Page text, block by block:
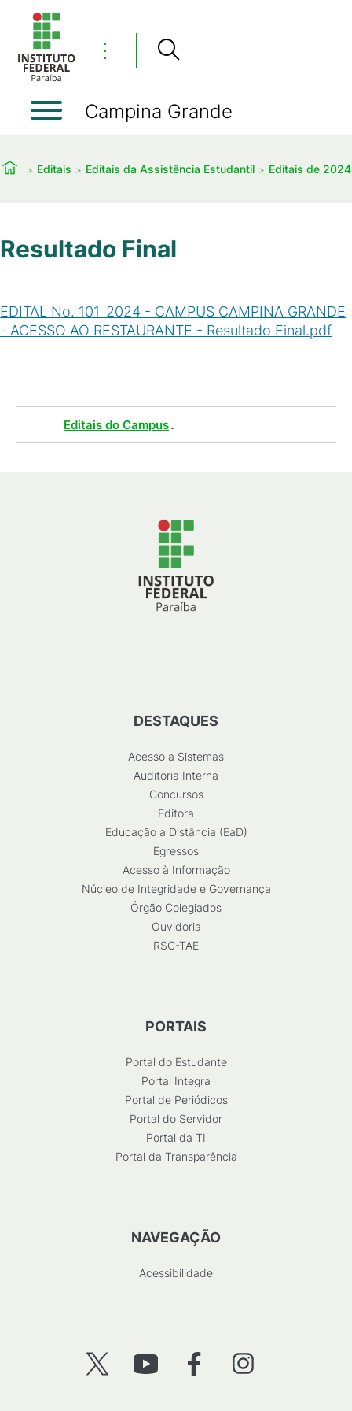
⋮
Campina Grande
Editais Editais da Assistência Estudantil Editais de 2024
Resultado Final
EDITAL No. 101_2024 - CAMPUS CAMPINA GRANDE
- ACESSO AO RESTAURANTE - Resultado Final.pdf
Editais do Campus.
DESTAQUES
Acesso a Sistemas
Auditoria Interna
Concursos
Editora
Educação a Distância (EaD)
Egressos
Acesso à Informação
Núcleo de Integridade e Governança
Órgão Colegiados
Ouvidoria
RSC-TAE
PORTAIS
Portal do Estudante
Portal Integra
Portal de Periódicos
Portal do Servidor
Portal da TI
Portal da Transparência
NAVEGAÇÃO
Acessibilidade